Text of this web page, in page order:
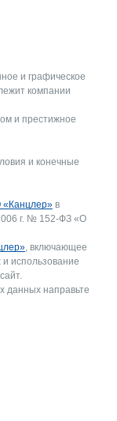
и графическое
компании
и престижное
и конечные
«Канцлер» в
г. № 152-ФЗ «О
, включающее
использование
данных направьте